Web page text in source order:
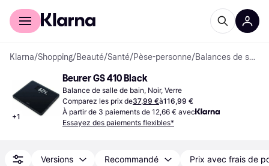
Acheter avec Klarna
Klarna/Shopping/Beauté/Santé/Pèse-personne/ Balances de salle de bain
+1
Beurer GS 410 Black
Balance de salle de bain, Noir, Verre
Comparez les prix de37,99 €à116,99 €
À partir de 3 paiements de 12,66 € avec
Essayez des paiements flexibles*
Versions Recommandé Prix avec frais de